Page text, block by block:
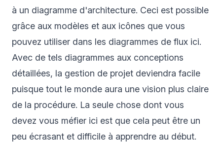
à un diagramme d'architecture. Ceci est possible
grâce aux modèles et aux icônes que vous
pouvez utiliser dans les diagrammes de flux ici.
Avec de tels diagrammes aux conceptions
détaillées, la gestion de projet deviendra facile
puisque tout le monde aura une vision plus claire
de la procédure. La seule chose dont vous
devez vous méfier ici est que cela peut être un
peu écrasant et difficile à apprendre au début.